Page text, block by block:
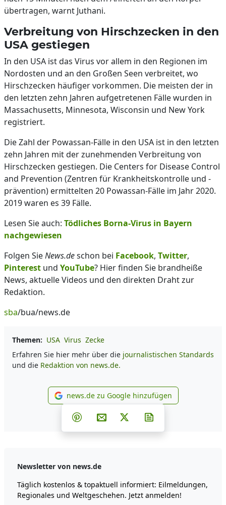
übertragen, warnt Juthani.
Verbreitung von Hirschzecken in den
USA gestiegen
In den USA ist das Virus vor allem in den Regionen im
Nordosten und an den Großen Seen verbreitet, wo
Hirschzecken häufiger vorkommen. Die meisten der in
den letzten zehn Jahren aufgetretenen Fälle wurden in
Massachusetts, Minnesota, Wisconsin und New York
registriert.
Die Zahl der Powassan-Fälle in den USA ist in den letzten
zehn Jahren mit der zunehmenden Verbreitung von
Hirschzecken gestiegen. Die Centers for Disease Control
and Prevention (Zentren für Krankheitskontrolle und -
prävention) ermittelten 20 Powassan-Fälle im Jahr 2020.
2019 waren es 39 Fälle.
Lesen Sie auch: Tödliches Borna-Virus in Bayern
nachgewiesen
Folgen SieNews.deschon bei Facebook, Twitter,
Pinterest und YouTube? Hier finden Sie brandheiße
News, aktuelle Videos und den direkten Draht zur
Redaktion.
sba/bua/news.de
Themen: USA Virus Zecke
Erfahren Sie hier mehr über die journalistischen Standards
und die Redaktion von news.de.
news.de zu Google
news.de zu Google hinzufügen
Teilen auf Facebook
Teilen auf Whatsapp
Teilen auf Telegram
Teilen auf Pinterest
Per E-Mail teilen
Post auf X
Newsletter von news.de
Täglich kostenlos & topaktuell informiert: Eilmeldungen,
Regionales und Weltgeschehen. Jetzt anmelden!